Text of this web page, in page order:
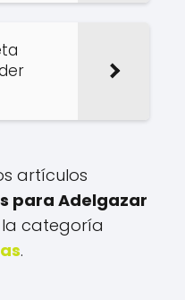
artículos
para Adelgazar
la categoría
.